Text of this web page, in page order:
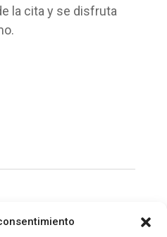
la cita y se disfruta